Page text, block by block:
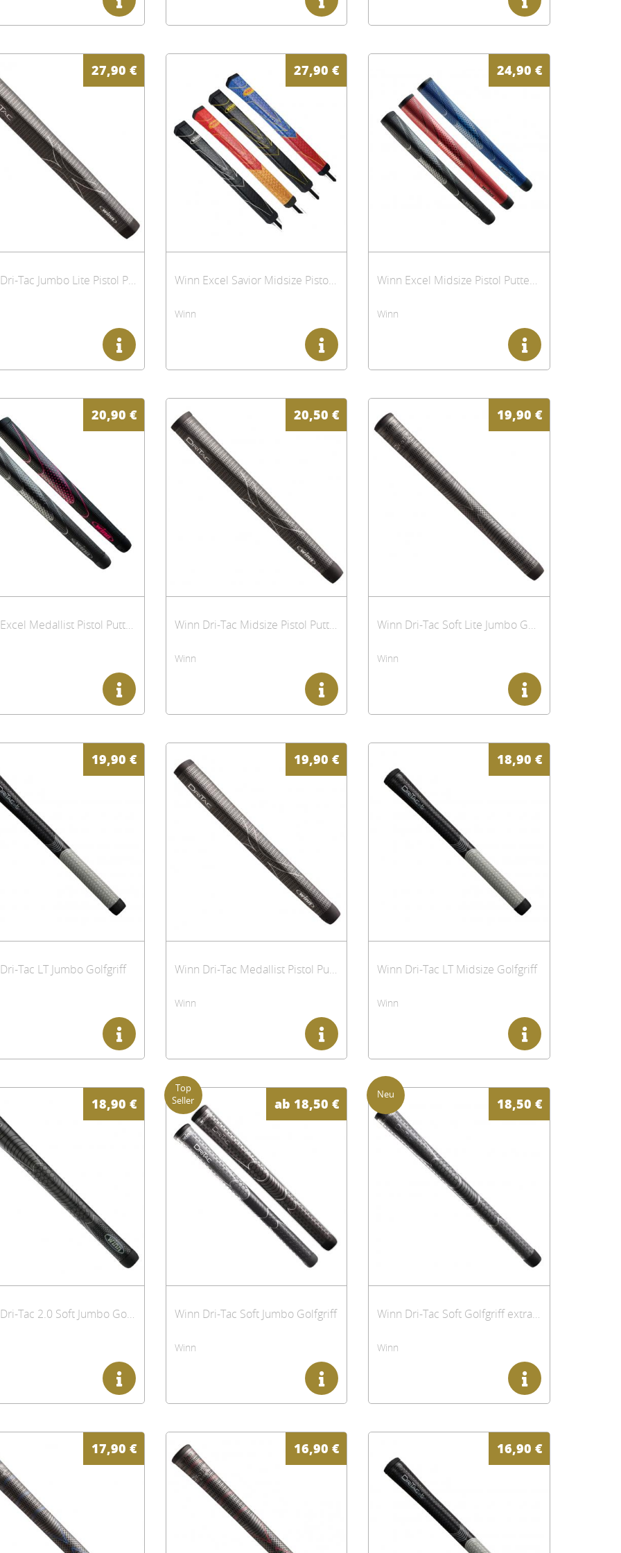
27,90 €
Winn Dri-Tac Jumbo Lite Pistol Putter Griff, grau
27,90 €
Winn Excel Savior Midsize Pistol Putter Griff
Winn
24,90 €
Winn Excel Midsize Pistol Putter Griff
Winn
20,90 €
Winn Excel Medallist Pistol Putter Griff
20,50 €
Winn Dri-Tac Midsize Pistol Putter Griff, grau
Winn
19,90 €
Winn Dri-Tac Soft Lite Jumbo Golfgriff
Winn
19,90 €
Tac LT Jumbo Golfgriff
19,90 €
Winn Dri-Tac Medallist Pistol Putter Griff, grau
Winn
18,90 €
Winn Dri-Tac LT Midsize Golfgriff
Winn
18,90 €
Winn Dri-Tac 2.0 Soft Jumbo Golfgriff
ab 18,50 €
Winn Dri-Tac Soft Jumbo Golfgriff
Winn
18,50 €
Winn Dri-Tac Soft Golfgriff extralang
Winn
17,90 € 16,90 € 16,90 €